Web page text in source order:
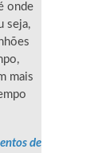
onde
seja,
mais
de